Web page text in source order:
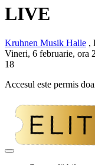
LIVE
Kruhnen Musik Halle ,
Vineri, 6 februarie, ora
18
Accesul este permis
Adaugă